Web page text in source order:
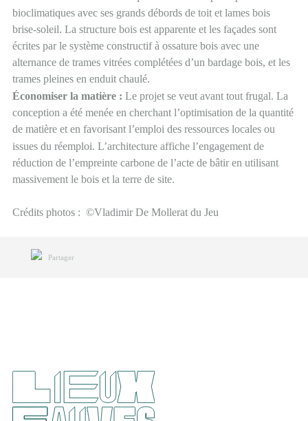
bioclimatiques avec ses grands débords de toit et lames bois
brise-soleil. La structure bois est apparente et les façades sont
écrites par le système constructif à ossature bois avec une
alternance de trames vitrées complétées d’un bardage bois, et les
trames pleines en enduit chaulé.
Économiser la matière : Le projet se veut avant tout frugal. La
conception a été menée en cherchant l’optimisation de la quantité
de matière et en favorisant l’emploi des ressources locales ou
issues du réemploi. L’architecture affiche l’engagement de
réduction de l’empreinte carbone de l’acte de bâtir en utilisant
massivement le bois et la terre de site.
Crédits photos : ©Vladimir De Mollerat du Jeu
Partager